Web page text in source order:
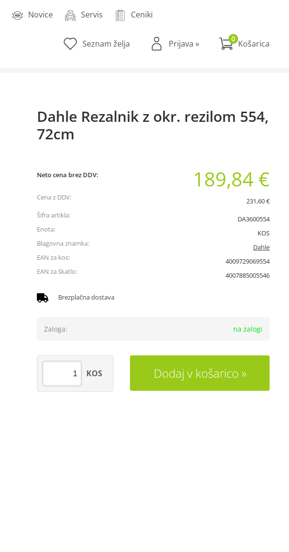
Novice Servis Ceniki
Seznam želja Prijava » 0
Dahle Rezalnik z okr. rezilom 554,
72cm
Neto cena brez DDV: 189,84 €
Cena z DDV:
231,60 €
Šifra artikla:
DA3600554
Enota:
KOS
Blagovna znamka:
Dahle
EAN za kos:
4009729069554
EAN za škatlo:
4007885005546
Brezplačna dostava
Zaloga: na zalogi
Dodaj v košarico
KOS